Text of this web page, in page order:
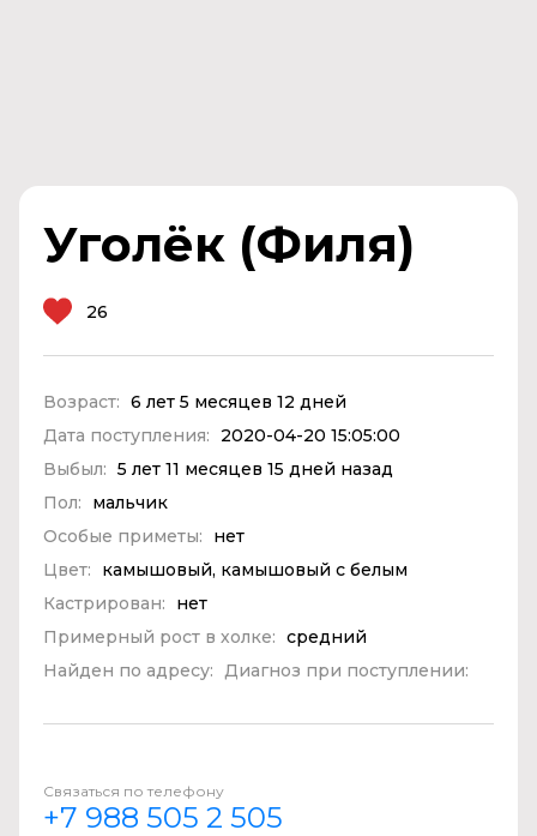
Уголёк (Филя)
26
Возраст: 6 лет 5 месяцев 12 дней
Дата поступления:
2020-04-20 15:05:00
Выбыл: 5 лет 11 месяцев 15 дней назад
Пол:
мальчик
Особые приметы:
нет
Цвет:
камышовый, камышовый с белым
Кастрирован:
нет
Примерный рост в холке: средний
Найден по адресу: Диагноз при поступлении:
Связаться по телефону
+7 988 505 2 505